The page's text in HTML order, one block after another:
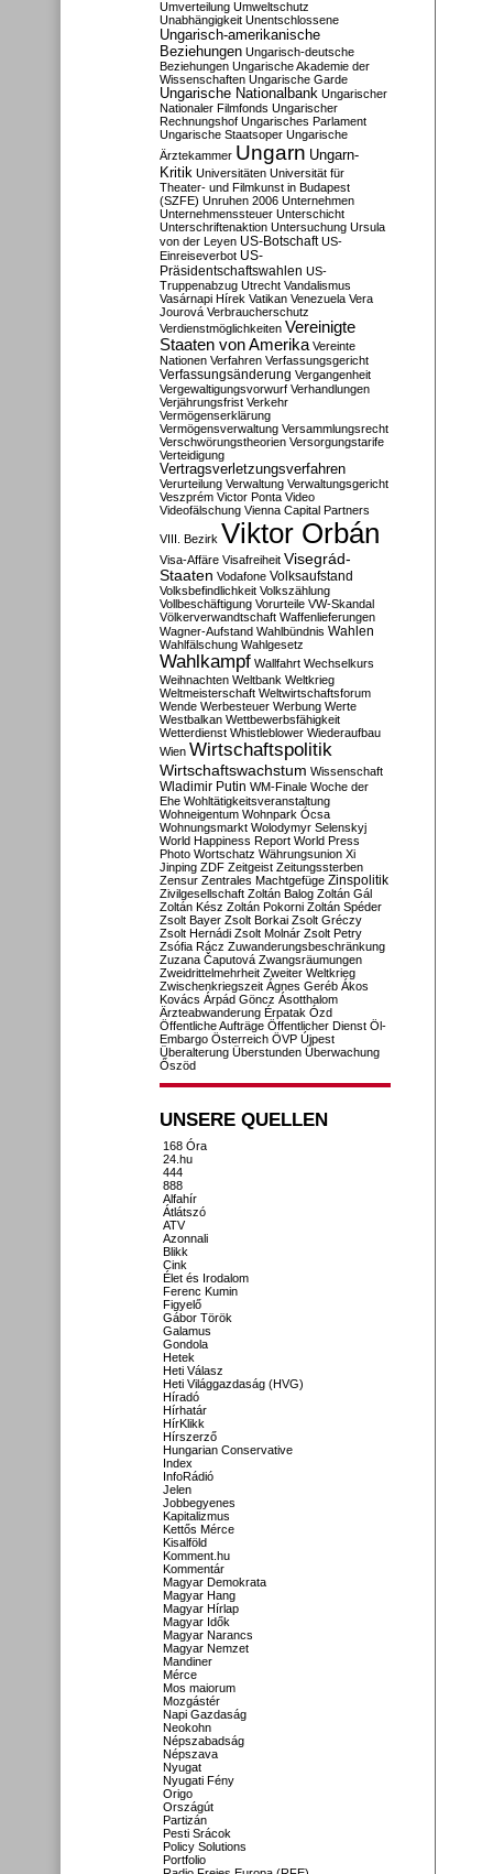
Umverteilung Umweltschutz
Unabhängigkeit Unentschlossene
Ungarisch-amerikanische
Beziehungen Ungarisch-deutsche
Beziehungen Ungarische Akademie der
Wissenschaften Ungarische Garde
Ungarische Nationalbank Ungarischer
Nationaler Filmfonds Ungarischer
Rechnungshof Ungarisches Parlament
Ungarische Staatsoper Ungarische
Ärztekammer Ungarn Ungarn-
Kritik Universitäten Universität für
Theater- und Filmkunst in Budapest
(SZFE) Unruhen 2006 Unternehmen
Unternehmenssteuer Unterschicht
Unterschriftenaktion Untersuchung Ursula
von der Leyen US-Botschaft US-
Einreiseverbot US-
Präsidentschaftswahlen US-
Truppenabzug Utrecht Vandalismus
Vasárnapi Hírek Vatikan Venezuela Vera
Jourová Verbraucherschutz
Verdienstmöglichkeiten Vereinigte
Staaten von Amerika Vereinte
Nationen Verfahren Verfassungsgericht
Verfassungsänderung Vergangenheit
Vergewaltigungsvorwurf Verhandlungen
Verjährungsfrist Verkehr
Vermögenserklärung
Vermögensverwaltung Versammlungsrecht
Verschwörungstheorien Versorgungstarife
Verteidigung
Vertragsverletzungsverfahren
Verurteilung Verwaltung Verwaltungsgericht
Veszprém Victor Ponta Video
Videofälschung Vienna Capital Partners
VIII. Bezirk Viktor Orbán
Visa-Affäre Visafreiheit Visegrád-
Staaten Vodafone Volksaufstand
Volksbefindlichkeit Volkszählung
Vollbeschäftigung Vorurteile VW-Skandal
Völkerverwandtschaft Waffenlieferungen
Wagner-Aufstand Wahlbündnis Wahlen
Wahlfälschung Wahlgesetz
Wahlkampf Wallfahrt Wechselkurs
Weihnachten Weltbank Weltkrieg
Weltmeisterschaft Weltwirtschaftsforum
Wende Werbesteuer Werbung Werte
Westbalkan Wettbewerbsfähigkeit
Wetterdienst Whistleblower Wiederaufbau
Wien Wirtschaftspolitik
Wirtschaftswachstum Wissenschaft
Wladimir Putin WM-Finale Woche der
Ehe Wohltätigkeitsveranstaltung
Wohneigentum Wohnpark Ócsa
Wohnungsmarkt Wolodymyr Selenskyj
World Happiness Report World Press
Photo Wortschatz Währungsunion Xi
Jinping ZDF Zeitgeist Zeitungssterben
Zensur Zentrales Machtgefüge Zinspolitik
Zivilgesellschaft Zoltán Balog Zoltán Gál
Zoltán Kész Zoltán Pokorni Zoltán Spéder
Zsolt Bayer Zsolt Borkai Zsolt Gréczy
Zsolt Hernádi Zsolt Molnár Zsolt Petry
Zsófia Rácz Zuwanderungsbeschränkung
Zuzana Čaputová Zwangsräumungen
Zweidrittelmehrheit Zweiter Weltkrieg
Zwischenkriegszeit Ágnes Geréb Ákos
Kovács Árpád Göncz Ásotthalom
Ärzteabwanderung Érpatak Ózd
Öffentliche Aufträge Öffentlicher Dienst Öl-
Embargo Österreich ÖVP Újpest
Überalterung Überstunden Überwachung
Őszöd
UNSERE QUELLEN
168 Óra
24.hu
444
888
Alfahír
Átlátszó
ATV
Azonnali
Blikk
Cink
Élet és Irodalom
Ferenc Kumin
Figyelő
Gábor Török
Galamus
Gondola
Hetek
Heti Válasz
Heti Világgazdaság (HVG)
Híradó
Hírhatár
HírKlikk
Hírszerző
Hungarian Conservative
Index
InfoRádió
Jelen
Jobbegyenes
Kapitalizmus
Kettős Mérce
Kisalföld
Komment.hu
Kommentár
Magyar Demokrata
Magyar Hang
Magyar Hírlap
Magyar Idők
Magyar Narancs
Magyar Nemzet
Mandiner
Mérce
Mos maiorum
Mozgástér
Napi Gazdaság
Neokohn
Népszabadság
Népszava
Nyugat
Nyugati Fény
Origo
Országút
Partizán
Pesti Srácok
Policy Solutions
Portfolio